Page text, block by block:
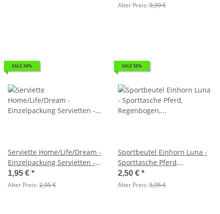
Alter Preis:9,99 €
SALE 34%
Serviette Home/Life/Dream -
Einzelpackung Servietten -
Motiv zufällig
1,95 € *
Alter Preis:2,95 €
SALE 58%
Sportbeutel Einhorn Luna -
Sporttasche Pferd,
Regenbogen, Turnbeutel
2,50 € *
Alter Preis:5,95 €